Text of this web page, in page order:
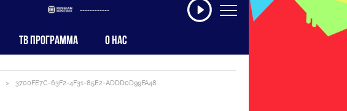
------------
ТВ ПРОГРАММА О НАС
> 3700FE7C-63F2-4F31-85E2-ADDD0D99FA48